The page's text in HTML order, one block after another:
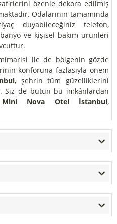
özenle dekora edilmiş
Odalarının tamamında
duyabileceğiniz telefon,
banyo ve kişisel bakım ürünleri
ile de bölgenin gözde
konforuna fazlasıyla önem
, şehrin tüm güzelliklerini
Siz de bütün bu imkânlardan
Mini Nova Otel İstanbul,